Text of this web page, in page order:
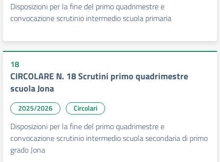
Disposizioni per la fine del primo quadrimestre e
convocazione scrutinio intermedio scuola primaria
18
CIRCOLARE N. 18 Scrutini primo quadrimestre
scuola Jona
2025/2026 Circolari
Disposizioni per la fine del primo quadrimestre e
convocazione scrutinio intermedio scuola secondaria di primo
grado Jona